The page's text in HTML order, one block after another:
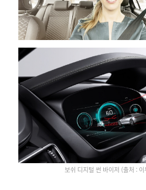
보쉬 디지털 썬 바이저 (출처 : 이